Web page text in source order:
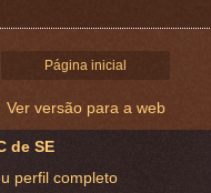
Página inicial
Ver versão para a web
de SE
perfil completo